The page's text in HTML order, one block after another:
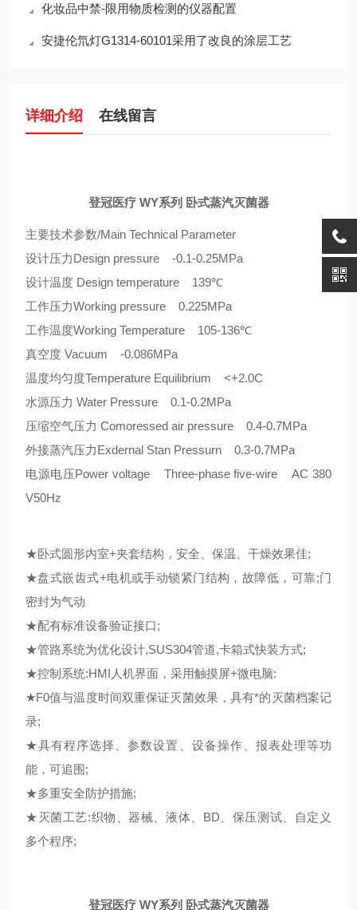
化妆品中禁-限用物质检测的仪器配置
安捷伦氘灯G1314-60101采用了改良的涂层工艺
详细介绍 在线留言
登冠医疗 WY系列 卧式蒸汽灭菌器
主要技术参数/Main Technical Parameter
设计压力Design pressure -0.1-0.25MPa
设计温度 Design temperature 139℃
工作压力Working pressure 0.225MPa
工作温度Working Temperature 105-136℃
真空度 Vacuum -0.086MPa
温度均匀度Temperature Equilibrium <+2.0C
水源压力 Water Pressure 0.1-0.2MPa
压缩空气压力 Comoressed air pressure 0.4-0.7MPa
外接蒸汽压力Exdernal Stan Pressurn 0.3-0.7MPa
电源电压Power voltage Three-phase five-wire AC 380
V50Hz
★卧式圆形内室+夹套结构，安全、保温、干燥效果佳;
★盘式嵌齿式+电机或手动锁紧门结构，故障低，可靠;门
密封为气动
★配有标准设备验证接口;
★管路系统为优化设计,SUS304管道,卡箱式快装方式;
★控制系统:HMI人机界面，采用触摸屏+微电脑:
★F0值与温度时间双重保证灭菌效果，具有*的灭菌档案记
录;
★具有程序选择、参数设置、设备操作、报表处理等功
能，可追围;
★多重安全防护措施;
★灭菌工艺:织物、器械、液体、BD、保压测试、自定义
多个程序;
登冠医疗 WY系列 卧式蒸汽灭菌器